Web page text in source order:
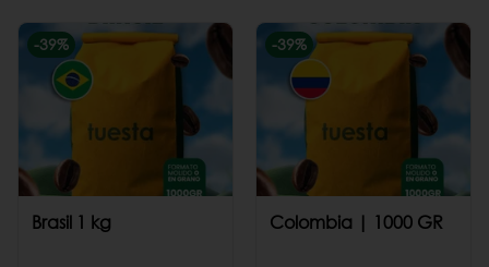
-39%
Brasil 1 kg
-39%
Colombia | 1000 GR